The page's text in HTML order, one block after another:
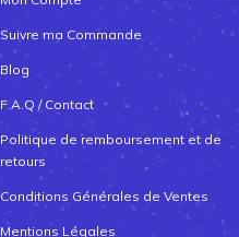
Suivre ma Commande
Blog
F.A.Q / Contact
Politique de remboursement et de
retours
Conditions Générales de Ventes
Mentions Légales